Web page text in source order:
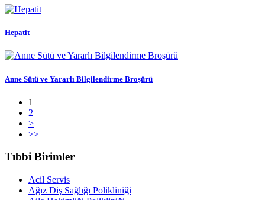
Hepatit
Anne Sütü ve Yararlı Bilgilendirme Broşürü
1
2
>
>>
Tıbbi Birimler
Acil Servis
Ağız Diş Sağlığı Polikliniği